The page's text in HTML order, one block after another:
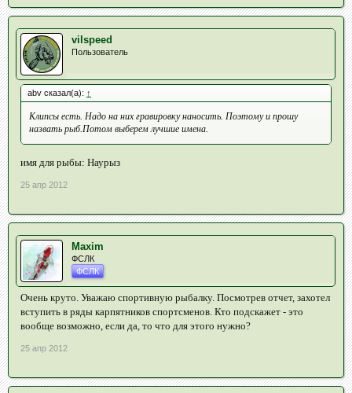
vilspeed
Пользователь
abv сказал(а): ↑
Клипсы есть. Надо на них гравировку наносить. Поэтому и прошу
назвать рыб.Потом выберем лучшие имена.
имя для рыбы: Наурыз
25 апр 2012
Maxim
ФСЛК
ФСЛК
Очень круто. Уважаю спортивную рыбалку. Посмотрев отчет, захотел
вступить в ряды карпятников спортсменов. Кто подскажет - это
вообще возможно, если да, то что для этого нужно?
25 апр 2012